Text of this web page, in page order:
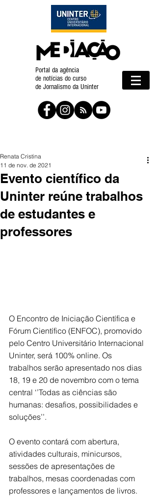
Portal da agência
de notícias do curso
de Jornalismo da Uninter
Evento científico da
Uninter reúne trabalhos
de estudantes e
professores
Renata Cristina
11 de nov. de 2021
O Encontro de Iniciação Científica e
Fórum Científico (ENFOC), promovido
pelo Centro Universitário Internacional
Uninter, será 100% online. Os
trabalhos serão apresentado nos dias
18, 19 e 20 de novembro com o tema
central ‘’Todas as ciências são
humanas: desafios, possibilidades e
soluções’’.
O evento contará com abertura,
atividades culturais, minicursos,
sessões de apresentações de
trabalhos, mesas coordenadas com
professores e lançamentos de livros.